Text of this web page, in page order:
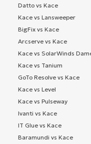
Datto vs Kace
Kace vs Lansweeper
BigFix vs Kace
Arcserve vs Kace
Kace vs SolarWinds
Kace vs Tanium
GoTo Resolve vs Kace
Kace vs Level
Kace vs Pulseway
Ivanti vs Kace
IT Glue vs Kace
Baramundi vs Kace